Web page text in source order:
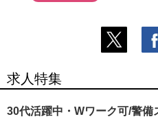
求人特集
30代活躍中・Wワーク可/警備